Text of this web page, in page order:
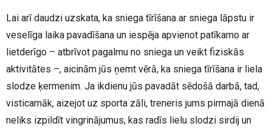
Lai arī daudzi uzskata, ka sniega tīrīšana ar sniega lāpstu ir
veselīga laika pavadīšana un iespēja apvienot patīkamo ar
lietderīgo – atbrīvot pagalmu no sniega un veikt fiziskās
aktivitātes –, aicinām jūs ņemt vērā, ka sniega tīrīšana ir liela
slodze ķermenim. Ja ikdienu jūs pavadāt sēdošā darbā, tad,
visticamāk, aizejot uz sporta zāli, treneris jums pirmajā dienā
neliks izpildīt vingrinājumus, kas radīs lielu slodzi sirdij un